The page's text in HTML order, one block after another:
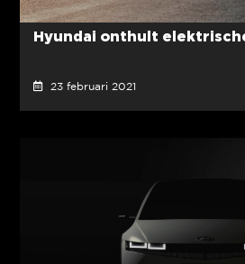
Hyundai onthult
23 februari 2021